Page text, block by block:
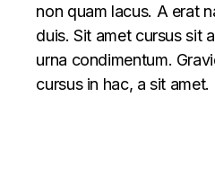
non quam lacus. A erat
duis. Sit amet cursus sit
urna condimentum.
cursus in hac, a sit amet.